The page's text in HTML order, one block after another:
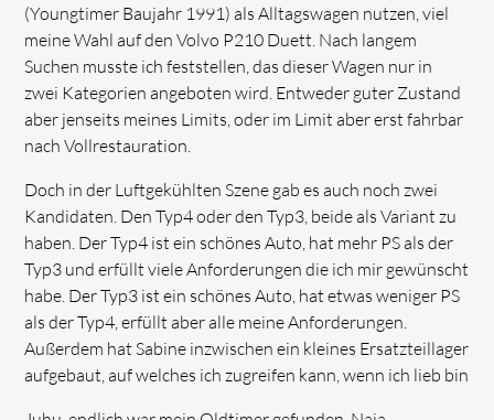
(Youngtimer Baujahr 1991) als Alltagswagen nutzen, viel
meine Wahl auf den Volvo P210 Duett. Nach langem
Suchen musste ich feststellen, das dieser Wagen nur in
zwei Kategorien angeboten wird. Entweder guter Zustand
aber jenseits meines Limits, oder im Limit aber erst fahrbar
nach Vollrestauration.
Doch in der Luftgekühlten Szene gab es auch noch zwei
Kandidaten. Den Typ4 oder den Typ3, beide als Variant zu
haben. Der Typ4 ist ein schönes Auto, hat mehr PS als der
Typ3 und erfüllt viele Anforderungen die ich mir gewünscht
habe. Der Typ3 ist ein schönes Auto, hat etwas weniger PS
als der Typ4, erfüllt aber alle meine Anforderungen.
Außerdem hat Sabine inzwischen ein kleines Ersatzteillager
aufgebaut, auf welches ich zugreifen kann, wenn ich lieb bin